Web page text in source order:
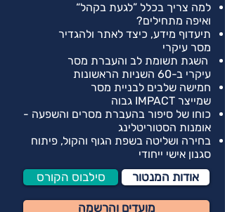
למה צריך בכלל ”לגעת בקהל“
ואיפה מתחילים?
תיעדוף מידע, כיצד לאתר ולהגדיר
מסר עיקרי
השגת תשומת לב והעברת מסר
עיקרי ב-60 השניות הראשונות
חמישה שלבים לבניית מסר
שמייצר IMPACT גבוה
כוחו של סיפור בהעברת מסרים והשפעה -
אומנות הסטוריטלינג
בחירה ושליטה בשפת הגוף והקול, פיתוח
סגנון אישי ייחודי
סילבוס הקורס אודות המנטור
מועדים והרשמה